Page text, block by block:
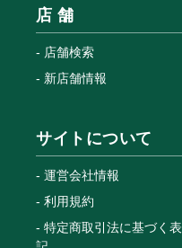
店 舗
店舗検索
新店舗情報
サイトについて
運営会社情報
利用規約
特定商取引法に基づく表